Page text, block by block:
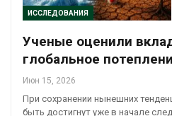
ИССЛЕДОВАНИЯ
Ученые оценили
глобальное
Июн 15, 2026
При сохранении нынешних
быть достигнут уже в начале